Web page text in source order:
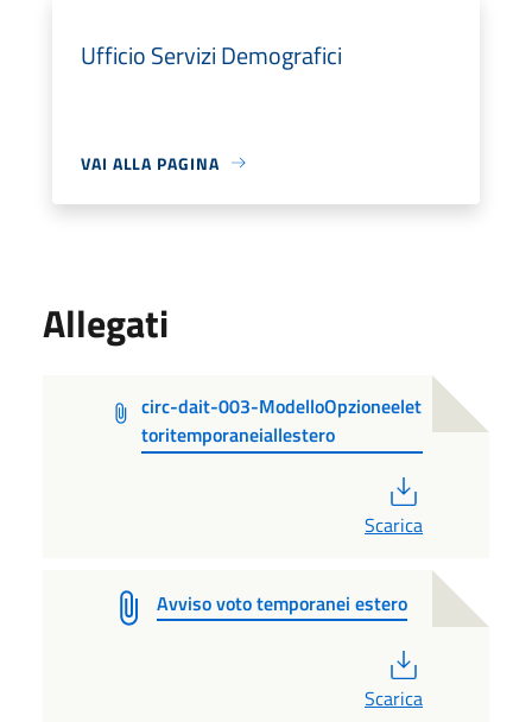
Ufficio Servizi Demografici
VAI ALLA PAGINA
Allegati
circ-dait-003-ModelloOpzioneelet
toritemporaneiallestero
Scarica
Avviso voto temporanei estero
Scarica